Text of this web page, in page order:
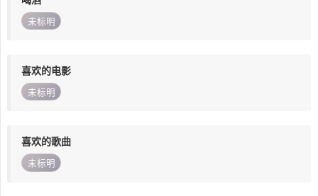
未标明
喜欢的电影
未标明
喜欢的歌曲
未标明